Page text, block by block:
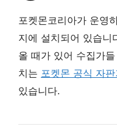
포켓몬코리아가 운영
지에 설치되어 있습니
올 때가 있어 수집가
치는 포켓몬 공식 자
있습니다.